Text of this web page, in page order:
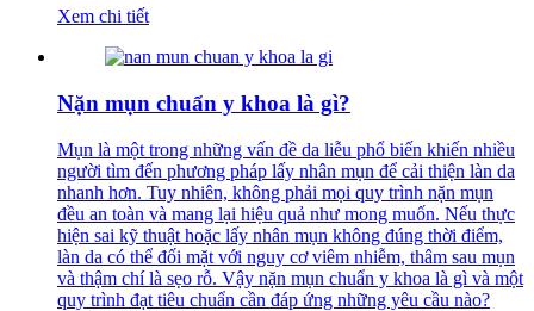
Xem chi tiết
Nặn mụn chuẩn y khoa là gì?
Mụn là một trong những vấn đề da liễu phổ biến khiến nhiều
người tìm đến phương pháp lấy nhân mụn để cải thiện làn da
nhanh hơn. Tuy nhiên, không phải mọi quy trình nặn mụn
đều an toàn và mang lại hiệu quả như mong muốn. Nếu thực
hiện sai kỹ thuật hoặc lấy nhân mụn không đúng thời điểm,
làn da có thể đối mặt với nguy cơ viêm nhiễm, thâm sau mụn
và thậm chí là sẹo rỗ. Vậy nặn mụn chuẩn y khoa là gì và một
quy trình đạt tiêu chuẩn cần đáp ứng những yêu cầu nào?